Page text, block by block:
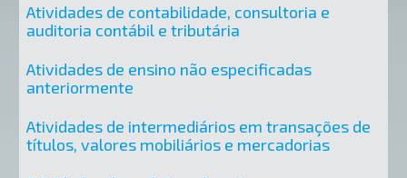
Atividades de contabilidade, consultoria e
auditoria contábil e tributária
Atividades de ensino não especificadas
anteriormente
Atividades de intermediários em transações de
títulos, valores mobiliários e mercadorias